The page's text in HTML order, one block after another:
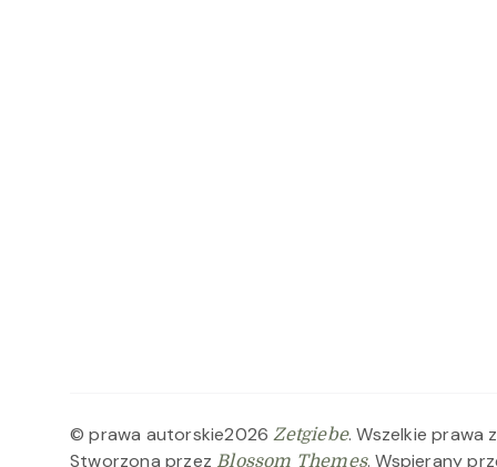
© prawa autorskie2026Zetgiebe. Wszelkie prawa
Stworzona przez Blossom Themes. Wspierany